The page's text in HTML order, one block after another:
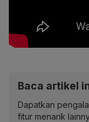
Baca artikel
Dapatkan
fitur menarik